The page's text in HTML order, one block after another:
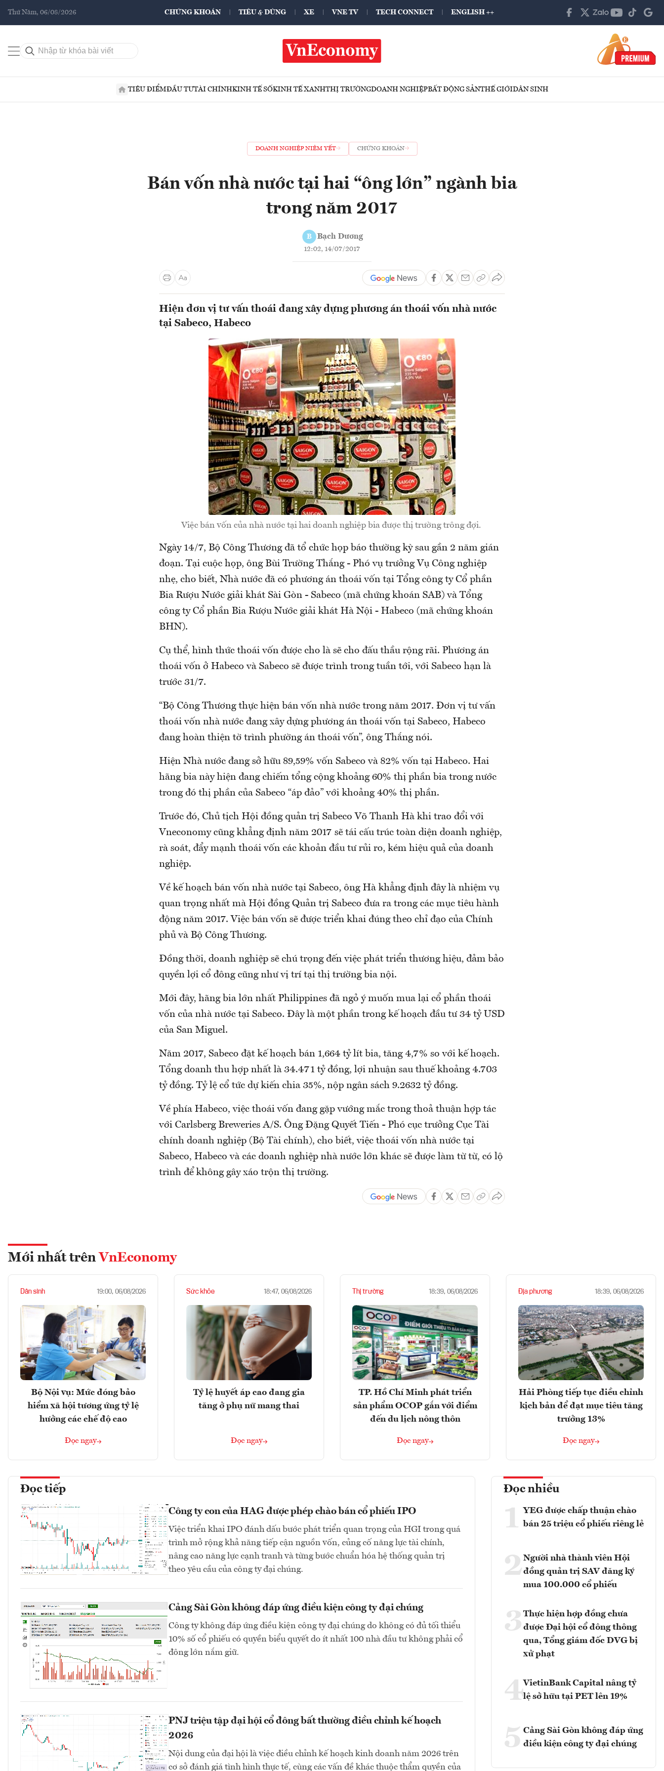
Thứ Năm, 06/08/2026 CHỨNG KHOÁN TIÊU & DÙNG XE VNE TV TECH CONNECT ENGLISH ++
TIÊU ĐIỂMĐẦU TƯTÀI CHÍNHKINH TẾ SỐKINH TẾ XANHTHỊ TRƯỜNGDOANH NGHIỆPBẤT ĐỘNG SẢNTHẾ GIỚIDÂN SINH
DOANH NGHIỆP NIÊM YẾT CHỨNG KHOÁN
Bán vốn nhà nước tại hai “ông lớn” ngành bia
trong năm 2017
B Bạch Dương
12:02, 14/07/2017
Hiện đơn vị tư vấn thoái đang xây dựng phương án thoái vốn nhà nước
tại Sabeco, Habeco
Việc bán vốn của nhà nước tại hai doanh nghiệp bia được thị trường trông đợi.
Ngày 14/7, Bộ Công Thương đã tổ chức họp báo thường kỳ sau gần 2 năm gián
đoạn. Tại cuộc họp, ông Bùi Trường Thắng - Phó vụ trưởng Vụ Công nghiệp
nhẹ, cho biết, Nhà nước đã có phương án thoái vốn tại Tổng công ty Cổ phần
Bia Rượu Nước giải khát Sài Gòn - Sabeco (mã chứng khoán SAB) và Tổng
công ty Cổ phần Bia Rượu Nước giải khát Hà Nội - Habeco (mã chứng khoán
BHN).
Cụ thể, hình thức thoái vốn được cho là sẽ cho đấu thầu rộng rãi. Phương án
thoái vốn ở Habeco và Sabeco sẽ được trình trong tuần tới, với Sabeco hạn là
trước 31/7.
“Bộ Công Thương thực hiện bán vốn nhà nước trong năm 2017. Đơn vị tư vấn
thoái vốn nhà nước đang xây dựng phương án thoái vốn tại Sabeco, Habeco
đang hoàn thiện tờ trình phường án thoái vốn”, ông Thắng nói.
Hiện Nhà nước đang sở hữu 89,59% vốn Sabeco và 82% vốn tại Habeco. Hai
hãng bia này hiện đang chiếm tổng cộng khoảng 60% thị phần bia trong nước
trong đó thị phần của Sabeco “áp đảo” với khoảng 40% thị phần.
Trước đó, Chủ tịch Hội đồng quản trị Sabeco Võ Thanh Hà khi trao đổi với
Vneconomy cũng khẳng định năm 2017 sẽ tái cấu trúc toàn diện doanh nghiệp,
rà soát, đẩy mạnh thoái vốn các khoản đầu tư rủi ro, kém hiệu quả của doanh
nghiệp.
Về kế hoạch bán vốn nhà nước tại Sabeco, ông Hà khẳng định đây là nhiệm vụ
quan trọng nhất mà Hội đồng Quản trị Sabeco đưa ra trong các mục tiêu hành
động năm 2017. Việc bán vốn sẽ được triển khai đúng theo chỉ đạo của Chính
phủ và Bộ Công Thương.
Đồng thời, doanh nghiệp sẽ chú trọng đến việc phát triển thương hiệu, đảm bảo
quyền lợi cổ đông cũng như vị trí tại thị trường bia nội.
Mới đây, hãng bia lớn nhất Philippines đã ngỏ ý muốn mua lại cổ phần thoái
vốn của nhà nước tại Sabeco. Đây là một phần trong kế hoạch đầu tư 34 tỷ USD
của San Miguel.
Năm 2017, Sabeco đặt kế hoạch bán 1,664 tỷ lít bia, tăng 4,7% so với kế hoạch.
Tổng doanh thu hợp nhất là 34.471 tỷ đồng, lợi nhuận sau thuế khoảng 4.703
tỷ đồng. Tỷ lệ cổ tức dự kiến chia 35%, nộp ngân sách 9.2632 tỷ đồng.
Về phía Habeco, việc thoái vốn đang gặp vướng mắc trong thoả thuận hợp tác
với Carlsberg Breweries A/S. Ông Đặng Quyết Tiến - Phó cục trưởng Cục Tài
chính doanh nghiệp (Bộ Tài chính), cho biết, việc thoái vốn nhà nước tại
Sabeco, Habeco và các doanh nghiệp nhà nước lớn khác sẽ được làm từ từ, có lộ
trình để không gây xáo trộn thị trường.
Mới nhất trên VnEconomy
Dân sinh 19:00, 06/08/2026
Bộ Nội vụ: Mức đóng bảo
hiểm xã hội tương ứng tỷ lệ
hưởng các chế độ cao
Đọc ngay
Sức khỏe 18:47, 06/08/2026
Tỷ lệ huyết áp cao đang gia
tăng ở phụ nữ mang thai
Đọc ngay
Thị trường 18:39, 06/08/2026
TP. Hồ Chí Minh phát triển
sản phẩm OCOP gắn với điểm
đến du lịch nông thôn
Đọc ngay
Địa phương 18:39, 06/08/2026
Hải Phòng tiếp tục điều chỉnh
kịch bản để đạt mục tiêu tăng
trưởng 13%
Đọc ngay
Đọc tiếp
Công ty con của HAG được phép chào bán cổ phiếu IPO
Việc triển khai IPO đánh dấu bước phát triển quan trọng của HGI trong quá
trình mở rộng khả năng tiếp cận nguồn vốn, củng cố năng lực tài chính,
nâng cao năng lực cạnh tranh và từng bước chuẩn hóa hệ thống quản trị
theo yêu cầu của công ty đại chúng.
Cảng Sài Gòn không đáp ứng điều kiện công ty đại chúng
Công ty không đáp ứng điều kiện công ty đại chúng do không có đủ tối thiểu
10% số cổ phiếu có quyền biểu quyết do ít nhất 100 nhà đầu tư không phải cổ
đông lớn nắm giữ.
PNJ triệu tập đại hội cổ đông bất thường điều chỉnh kế hoạch
2026
Nội dung của đại hội là việc điều chỉnh kế hoạch kinh doanh năm 2026 trên
cơ sở đánh giá tình hình thực tế, cùng các vấn đề khác thuộc thẩm quyền của
Đọc nhiều
1 YEG được chấp thuận chào
bán 25 triệu cổ phiếu riêng lẻ
2Người nhà thành viên Hội
đồng quản trị SAV đăng ký
mua 100.000 cổ phiếu
3 Thực hiện hợp đồng chưa
được Đại hội cổ đông thông
qua, Tổng giám đốc DVG bị
xử phạt
4VietinBank Capital nâng tỷ
lệ sở hữu tại PET lên 19%
5 Cảng Sài Gòn không đáp ứng
điều kiện công ty đại chúng